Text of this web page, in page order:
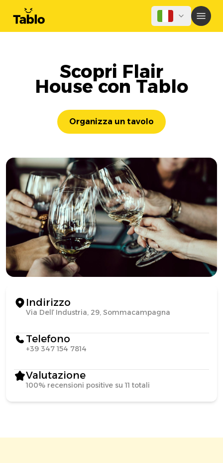
Scopri Flair
House con Tablo
Organizza un tavolo
Indirizzo
Via Delľ Industria, 29, Sommacampagna
Telefono
+39 347 154 7814
Valutazione
100% recensioni positive su 11 totali